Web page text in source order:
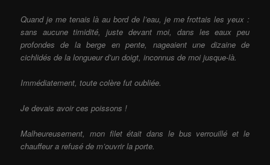
Quand je me tenais là au bord de l’eau, je me frottais les yeux :
sans aucune timidité, juste devant moi, dans les eaux peu
profondes de la berge en pente, nageaient une dizaine de
cichlidés de la longueur d’un doigt, inconnus de moi jusque-là.
Immédiatement, toute colère fut oubliée.
Je devais avoir ces poissons !
Malheureusement, mon filet était dans le bus verrouillé et le
chauffeur a refusé de m’ouvrir la porte.